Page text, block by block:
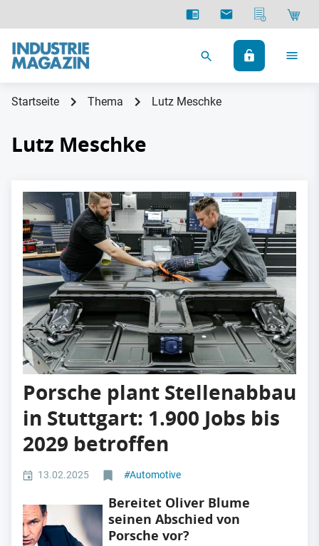
Startseite Thema Lutz Meschke
Lutz Meschke
Porsche plant Stellenabbau
in Stuttgart: 1.900 Jobs bis
2029 betroffen
13.02.2025 #Automotive
Bereitet Oliver Blume
seinen Abschied von
Porsche vor?